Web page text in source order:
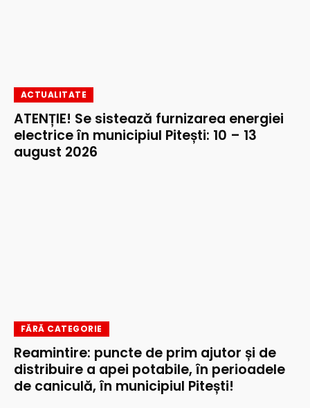
ACTUALITATE
ATENȚIE! Se sistează furnizarea energiei
electrice în municipiul Pitești: 10 – 13
august 2026
FĂRĂ CATEGORIE
Reamintire: puncte de prim ajutor și de
distribuire a apei potabile, în perioadele
de caniculă, în municipiul Pitești!